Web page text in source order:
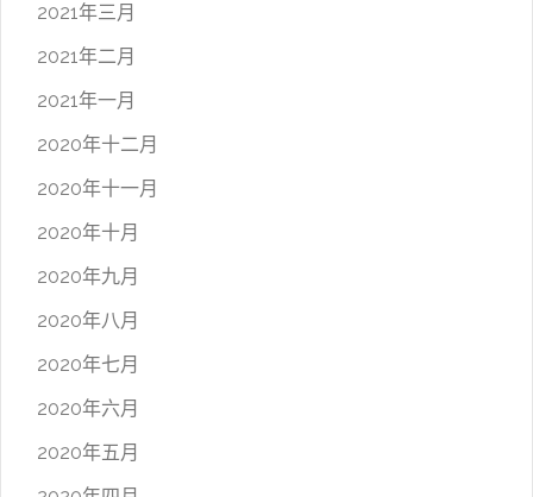
2021年三月
2021年二月
2021年一月
2020年十二月
2020年十一月
2020年十月
2020年九月
2020年八月
2020年七月
2020年六月
2020年五月